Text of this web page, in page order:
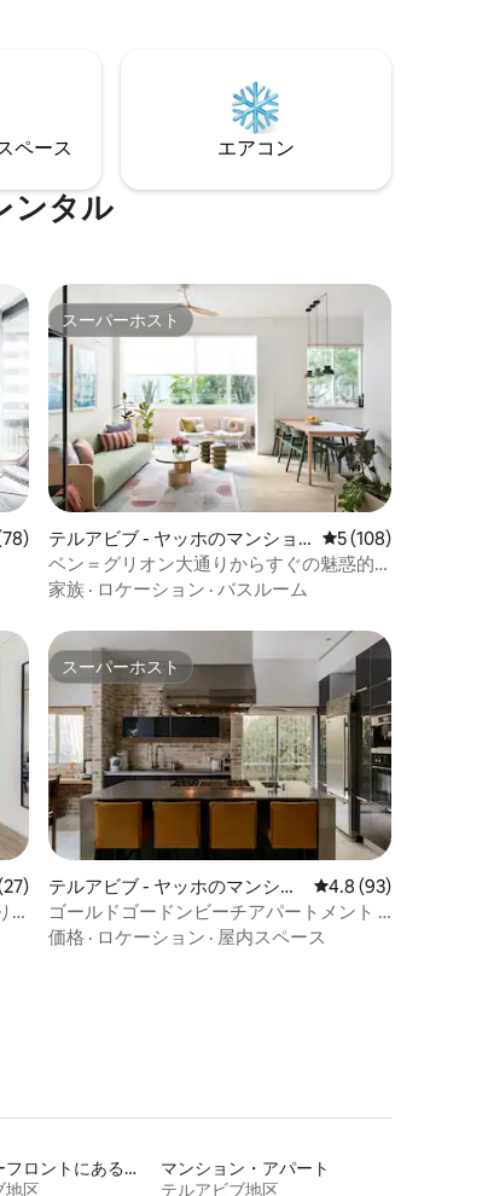
機、乾燥機などがあります！ 5人目のゲス
トを収容できます。 アパートは85平方メ
ートル、バルコニーは7平方メートルで
す。
ペ⁠ー⁠ス エアコン
ンタル
78件、5つ星中4.97つ星の平均評価
スーパーホスト
スーパーホスト
テルアビブ - ヤッホのマンショ
ン・アパート
レビュー108件、5
5 (108)
ベン＝グリオン大通りからすぐの魅惑的
なビーチアパート（新規公開！）
家族 · ロケーション · バスルーム
ュー27件、5つ星中5つ星の平均評価
スーパーホスト
スーパーホスト
テルアビブ - ヤッホのマンショ
ン・アパート
レビュー93件、5つ
4.8 (93)
ゴールドゴードンビーチアパートメント -
シェフのアパート
価格 · ロケーション · 屋内スペース
ウォーターフロントにある宿泊施設
地区
マンション・アパート
テルアビブ地区